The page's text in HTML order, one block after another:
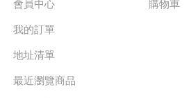
會員中心
我的訂單
地址清單
最近瀏覽商品
購物車